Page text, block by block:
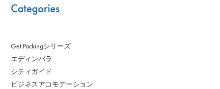
Categories
Get Packingシリーズ
エディンバラ
シティガイド
ビジネスアコモデーション